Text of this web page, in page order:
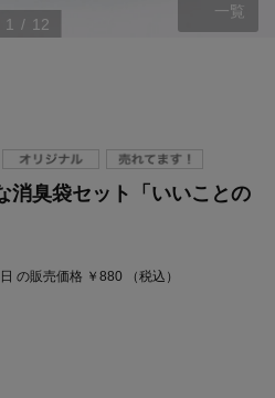
1 / 12
一覧
消臭袋セット「いいことの
の販売価格 ￥880 （税込）